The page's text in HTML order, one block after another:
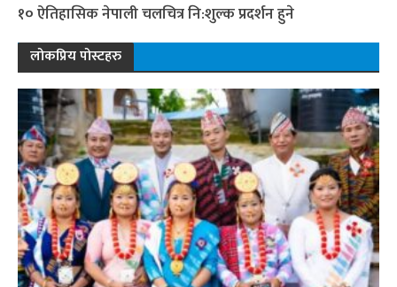
१० ऐतिहासिक नेपाली चलचित्र नि:शुल्क प्रदर्शन हुने
लोकप्रिय पोस्टहरु